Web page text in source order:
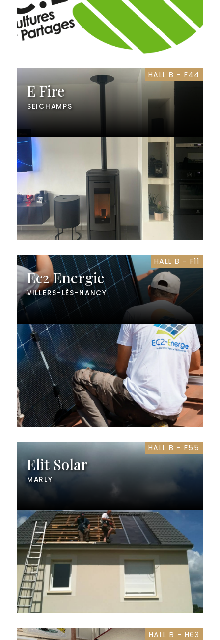
HALL B - F44
E Fire
SEICHAMPS
HALL B - F11
Ec2 Energie
VILLERS-LÈS-NANCY
HALL B - F55
Elit Solar
MARLY
HALL B - H63